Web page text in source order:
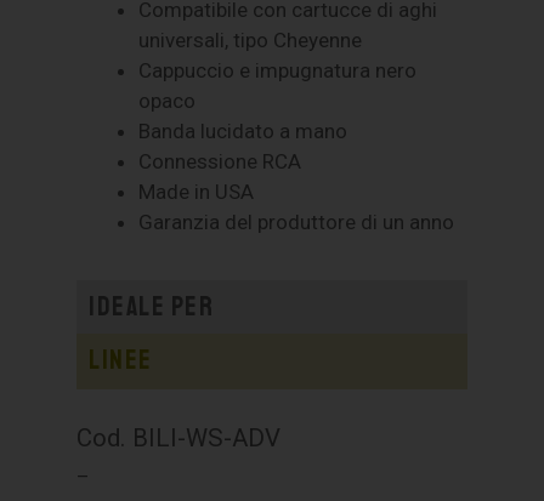
Compatibile con cartucce di aghi
universali, tipo Cheyenne
Cappuccio e impugnatura nero
opaco
Banda lucidato a mano
Connessione RCA
Made in USA
Garanzia del produttore di un anno
Ideale per
Linee
Cod. BILI-WS-ADV
–